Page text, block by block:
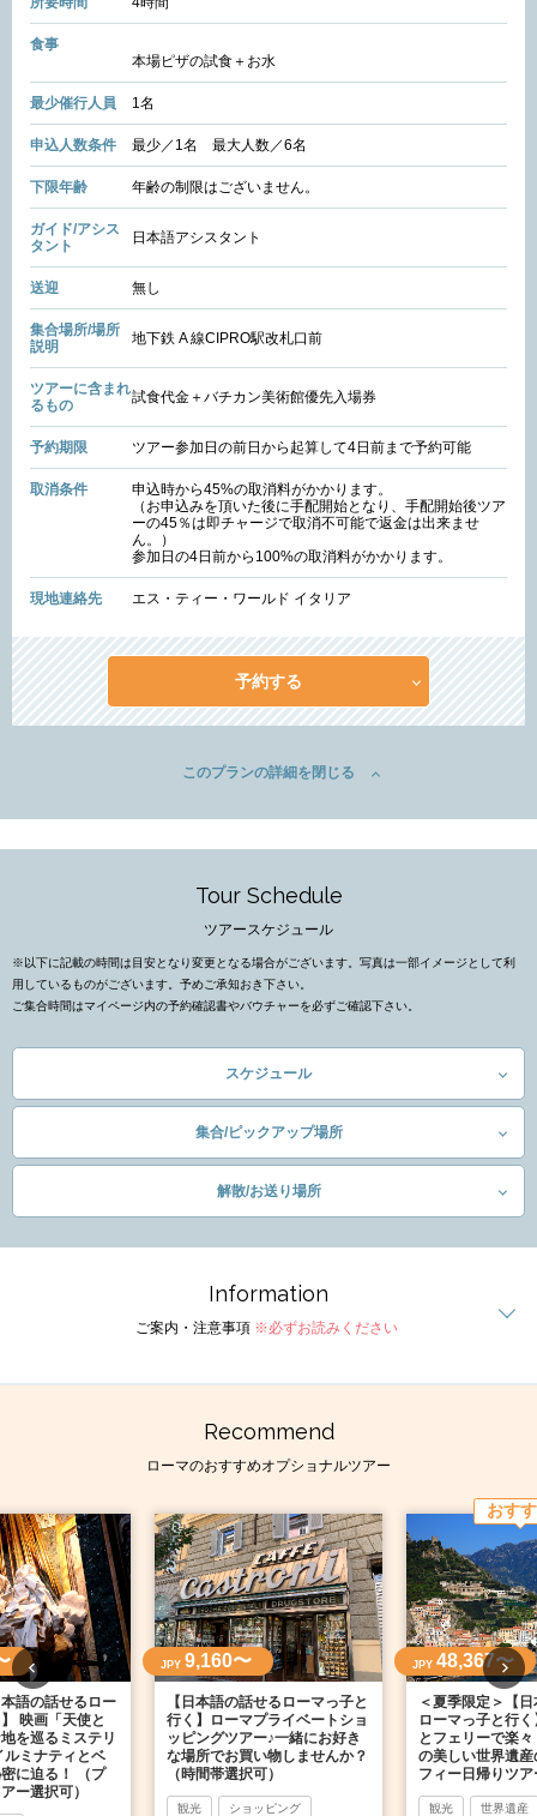
食事
本場ピザの試食＋お水
最少催行人員 1名
申込人数条件 最少／1名 最大人数／6名
下限年齢 年齢の制限はございません。
ガイド/アシス
タント
日本語アシスタント
送迎 無し
集合場所/場所
説明
地下鉄 A 線CIPRO駅改札口前
ツアーに含まれ
るもの
試食代金＋バチカン美術館優先入場券
予約期限 ツアー参加日の前日から起算して4日前まで予約可能
取消条件
申込時から45%の取消料がかかります。
（お申込みを頂いた後に手配開始となり、手配開始後ツア
ーの45％は即チャージで取消不可能で返金は出来ませ
ん。）
参加日の4日前から100%の取消料がかかります。
現地連絡先 エス・ティー・ワールド イタリア
予約する
このプランの詳細を閉じる
Tour Schedule
ツアースケジュール
※以下に記載の時間は目安となり変更となる場合がございます。写真は一部イメージとして利
用しているものがございます。予めご承知おき下さい。
ご集合時間はマイページ内の予約確認書やバウチャーを必ずご確認下さい。
スケジュール
集合/ピックアップ場所
解散/お送り場所
Information
ご案内・注意事項 ※必ずお読みください
Recommend
ローマのおすすめオプショナルツアー
語の話せるロー
映画「天使と
を巡るミステリ
ルミナティとベ
に迫る！ （プ
ー選択可）
JPY 9,160〜
【日本語の話せるローマっ子と
行く】ローマプライベートショ
ッピングツアー♪一緒にお好き
な場所でお買い物しませんか？
（時間帯選択可）
観光 ショッピング
おす
JPY 48,367〜
＜夏季限定＞【
ローマっ子と行
とフェリーで楽
の美しい世界遺
フィー日帰りツア
観光 世界遺産